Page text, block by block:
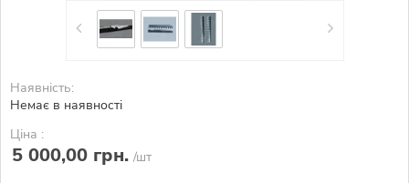
Наявність:
Немає в наявності
Ціна :
5 000,00 грн. /шт